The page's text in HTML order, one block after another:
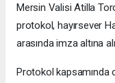
Mersin Valisi Atilla
protokol, hayırsever
arasında imza altına
Protokol kapsamında